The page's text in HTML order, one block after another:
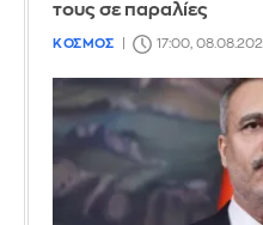
τους σε παραλίες
ΚΟΣΜΟΣ 17:00,